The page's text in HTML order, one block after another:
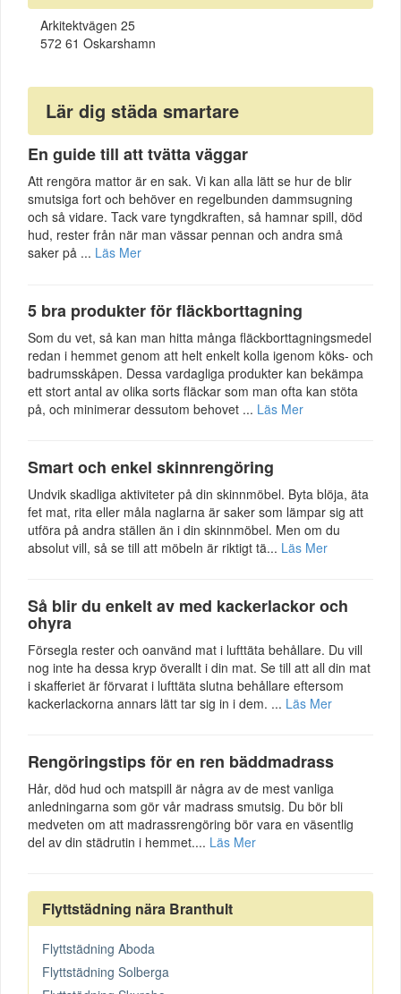
Arkitektvägen 25
572 61 Oskarshamn
Lär dig städa smartare
En guide till att tvätta väggar
Att rengöra mattor är en sak. Vi kan alla lätt se hur de blir
smutsiga fort och behöver en regelbunden dammsugning
och så vidare. Tack vare tyngdkraften, så hamnar spill, död
hud, rester från när man vässar pennan och andra små
saker på ... Läs Mer
5 bra produkter för fläckborttagning
Som du vet, så kan man hitta många fläckborttagningsmedel
redan i hemmet genom att helt enkelt kolla igenom köks- och
badrumsskåpen. Dessa vardagliga produkter kan bekämpa
ett stort antal av olika sorts fläckar som man ofta kan stöta
på, och minimerar dessutom behovet ... Läs Mer
Smart och enkel skinnrengöring
Undvik skadliga aktiviteter på din skinnmöbel. Byta blöja, äta
fet mat, rita eller måla naglarna är saker som lämpar sig att
utföra på andra ställen än i din skinnmöbel. Men om du
absolut vill, så se till att möbeln är riktigt tä... Läs Mer
Så blir du enkelt av med kackerlackor och
ohyra
Försegla rester och oanvänd mat i lufttäta behållare. Du vill
nog inte ha dessa kryp överallt i din mat. Se till att all din mat
i skafferiet är förvarat i lufttäta slutna behållare eftersom
kackerlackorna annars lätt tar sig in i dem. ... Läs Mer
Rengöringstips för en ren bäddmadrass
Hår, död hud och matspill är några av de mest vanliga
anledningarna som gör vår madrass smutsig. Du bör bli
medveten om att madrassrengöring bör vara en väsentlig
del av din städrutin i hemmet.... Läs Mer
Flyttstädning nära Branthult
Flyttstädning Aboda
Flyttstädning Solberga